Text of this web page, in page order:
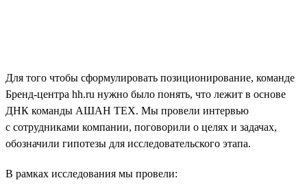
Для того чтобы сформулировать позиционирование, команде
Бренд-центра hh.ru нужно было понять, что лежит в основе
ДНК команды АШАН ТЕХ. Мы провели интервью
с сотрудниками компании, поговорили о целях и задачах,
обозначили гипотезы для исследовательского этапа.
В рамках исследования мы провели: